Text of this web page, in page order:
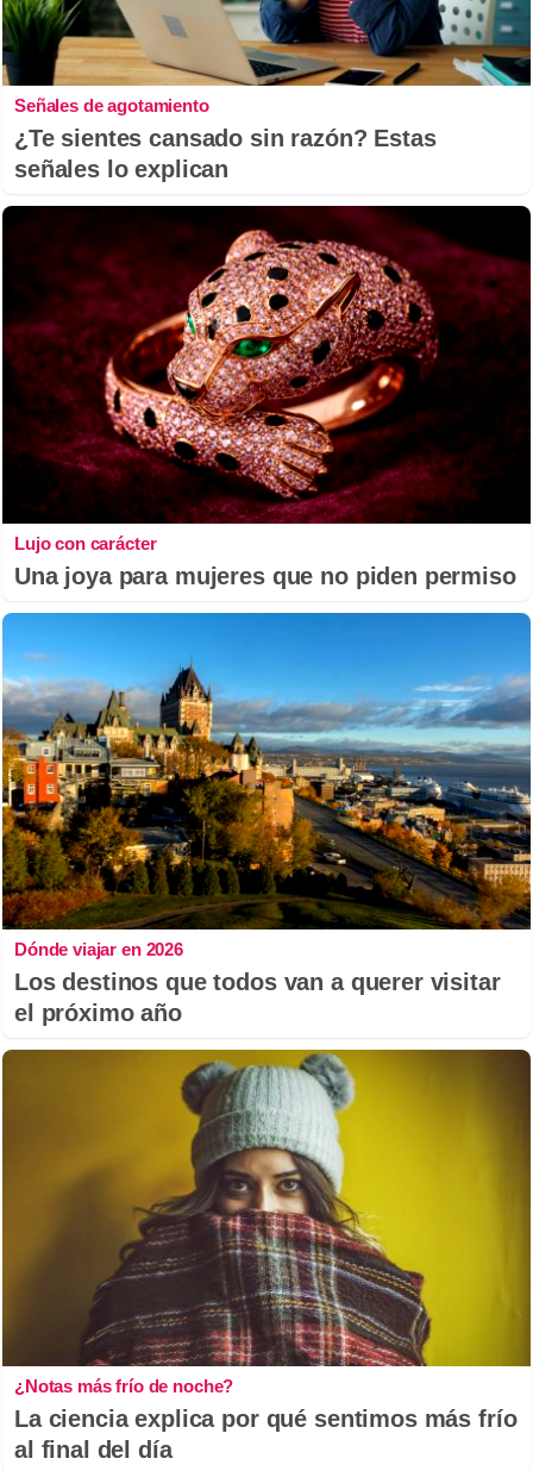
Señales de agotamiento
¿Te sientes cansado sin razón? Estas
señales lo explican
Lujo con carácter
Una joya para mujeres que no piden permiso
Dónde viajar en 2026
Los destinos que todos van a querer visitar
el próximo año
¿Notas más frío de noche?
La ciencia explica por qué sentimos más frío
al final del día